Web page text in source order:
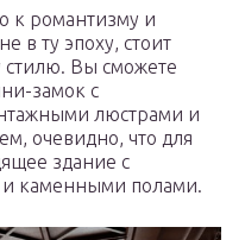
к романтизму и
в ту эпоху, стоит
стилю. Вы сможете
замок с
люстрами и
очевидно, что для
здание с
каменными полами.